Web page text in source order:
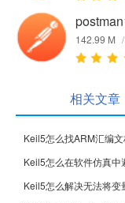
142.99 M /
相关文章
Keil5怎么找ARM汇编